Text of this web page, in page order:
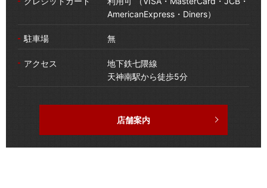
AmericanExpress・Diners）
駐車場 無
アクセス
地下鉄七隈線
天神南駅から徒歩5分
店舗案内